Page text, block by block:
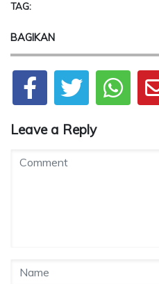
TAG:
BAGIKAN
Leave a Reply